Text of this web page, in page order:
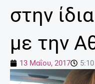
στην
με την
13 Μαΐου, 2017